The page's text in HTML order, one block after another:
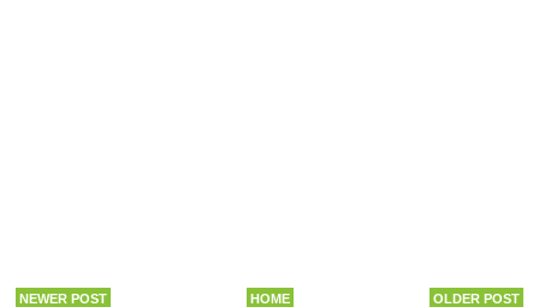
NEWER POST OLDER POST
HOME